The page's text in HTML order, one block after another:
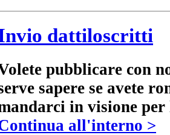
dattiloscritti
pubblicare con
sapere se avete
in visione
all'interno >